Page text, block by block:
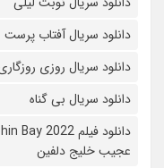
دانلود سریال آفتاب پرست
دانلود سریال روزی
دانلود سریال بی گناه
عجیب خلیج دلفین